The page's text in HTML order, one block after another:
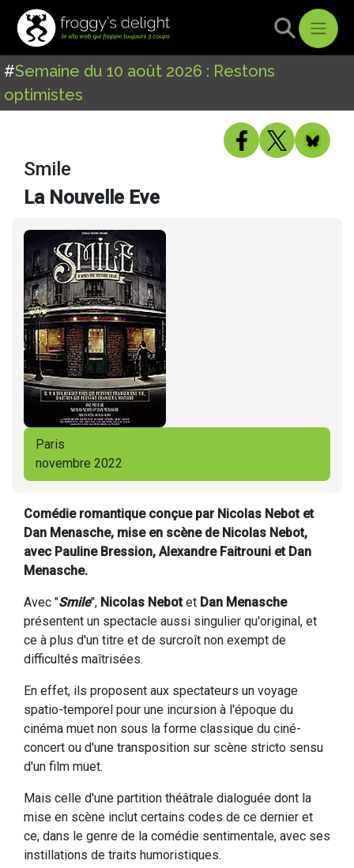
#Semaine du 10 août 2026 : Restons
optimistes
Smile
La Nouvelle Eve
Paris
novembre 2022
Comédie romantique conçue par Nicolas Nebot et
Dan Menasche, mise en scène de Nicolas Nebot,
avec Pauline Bression, Alexandre Faitrouni et Dan
Menasche.
Avec "Smile", Nicolas Nebotet Dan Menasche
présentent un spectacle aussi singulier qu'original, et
ce à plus d'un titre et de surcroît non exempt de
difficultés maîtrisées.
En effet, ils proposent aux spectateurs un voyage
spatio-temporel pour une incursion à l'époque du
cinéma muet non sous la forme classique du ciné-
concert ou d'une transposition sur scène stricto sensu
d'un film muet.
Mais celle d'une partition théâtrale dialoguée dont la
mise en scène inclut certains codes de ce dernier et
ce, dans le genre de la comédie sentimentale, avec ses
instillations de traits humoristiques.